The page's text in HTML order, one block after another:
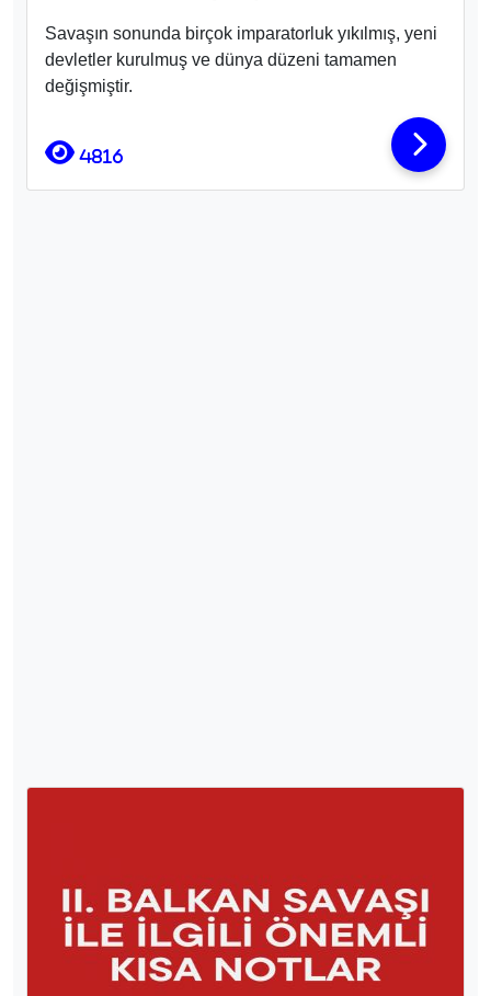
Savaşın sonunda birçok imparatorluk yıkılmış, yeni
devletler kurulmuş ve dünya düzeni tamamen
değişmiştir.
4816